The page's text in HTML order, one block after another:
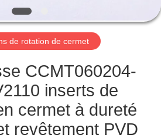
de rotation de cermet
CCMT060204-
inserts de
cermet à dureté
revêtement PVD